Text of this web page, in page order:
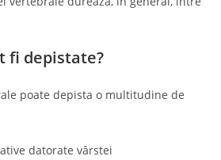
fi depistate?
poate depista o multitudine de
datorate vârstei